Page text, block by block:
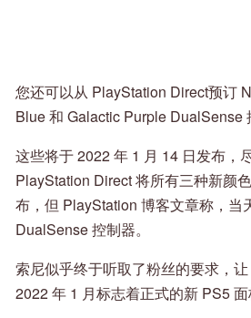
您还可以从 PlayStation Direct预订
Blue 和 Galactic Purple DualSense
这些将于 2022 年 1 月 14 日发布，
PlayStation Direct 将所有三种新颜
布，但 PlayStation 博客文章称，当
DualSense 控制器。
索尼似乎终于听取了粉丝的要求，让
2022 年 1 月标志着正式的新 PS5 面